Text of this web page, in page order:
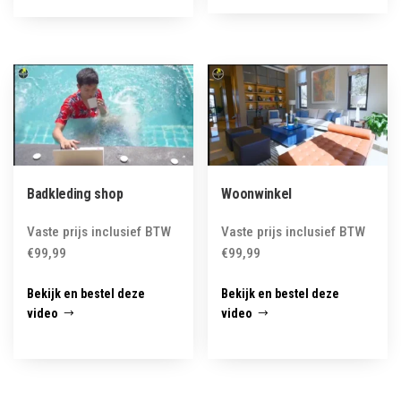
Badkleding shop
Vaste prijs inclusief BTW
€99,99
Bekijk en bestel deze
video
Woonwinkel
Vaste prijs inclusief BTW
€99,99
Bekijk en bestel deze
video